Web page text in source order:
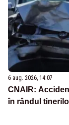
6 aug. 2026, 14:07
CNAIR:
în rândul